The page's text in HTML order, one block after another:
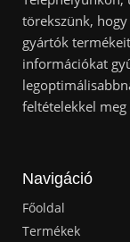
törekszünk,
gyártók
információkat
feltételekkel
Navigáció
Főoldal
Termékek